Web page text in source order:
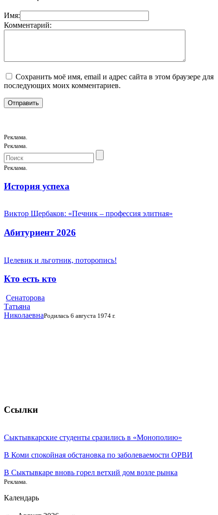
Имя:
Комментарий:
Сохранить моё имя, email и адрес сайта в этом браузере для
последующих моих комментариев.
Реклама.
Реклама.
Реклама.
История успеха
Виктор Щербаков: «Печник – профессия элитная»
Абитуриент 2026
Целевик и льготник, поторопись!
Кто есть кто
Сенаторова
Татьяна
НиколаевнаРодилась 6 августа 1974 г.
Ссылки
Сыктывкарские студенты сразились в «Монополию»
В Коми спокойная обстановка по заболеваемости ОРВИ
В Сыктывкаре вновь горел ветхий дом возле рынка
Реклама.
Календарь